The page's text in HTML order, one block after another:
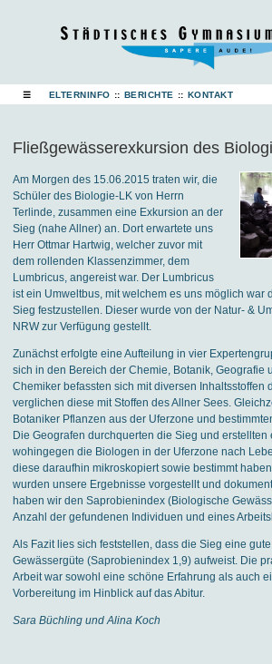
☰ ELTERNINFO :: BERICHTE :: KONTAKT
Fließgewässerexkursion des
Am Morgen des 15.06.2015 traten wir, die
Schüler des Biologie-LK von Herrn
Terlinde, zusammen eine Exkursion an der
Sieg (nahe Allner) an. Dort erwartete uns
Herr Ottmar Hartwig, welcher zuvor mit
dem rollenden Klassenzimmer, dem
Lumbricus, angereist war. Der Lumbricus
ist ein Umweltbus, mit welchem es uns möglich war
Sieg festzustellen. Dieser wurde von der Natur- &
NRW zur Verfügung gestellt.
Zunächst erfolgte eine Aufteilung in vier
sich in den Bereich der Chemie, Botanik, Geografie
Chemiker befassten sich mit diversen Inhaltsstoffen
verglichen diese mit Stoffen des Allner Sees.
Botaniker Pflanzen aus der Uferzone und
Die Geografen durchquerten die Sieg und erstellten
wohingegen die Biologen in der Uferzone nach
diese daraufhin mikroskopiert sowie bestimmt
wurden unsere Ergebnisse vorgestellt und
haben wir den Saprobienindex (Biologische
Anzahl der gefundenen Individuen und eines
Als Fazit lies sich feststellen, dass die Sieg eine
Gewässergüte (Saprobienindex 1,9) aufweist. Die
Arbeit war sowohl eine schöne Erfahrung als auch
Vorbereitung im Hinblick auf das Abitur.
Sara Büchling und Alina Koch